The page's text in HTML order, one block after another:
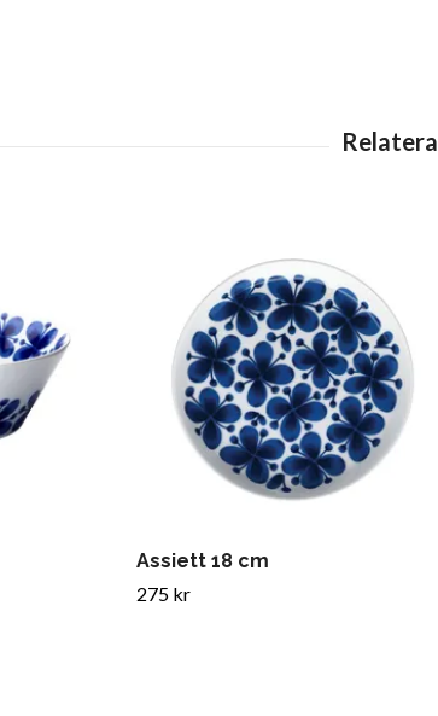
Assiett 18 cm
275 kr